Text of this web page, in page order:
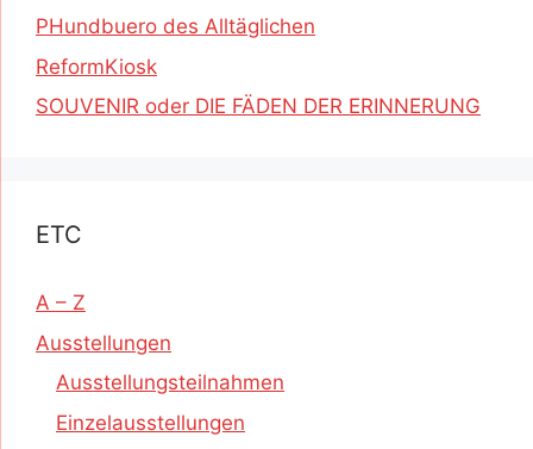
PHundbuero des Alltäglichen
ReformKiosk
SOUVENIR oder DIE FÄDEN DER ERINNERUNG
ETC
A – Z
Ausstellungen
Ausstellungsteilnahmen
Einzelausstellungen